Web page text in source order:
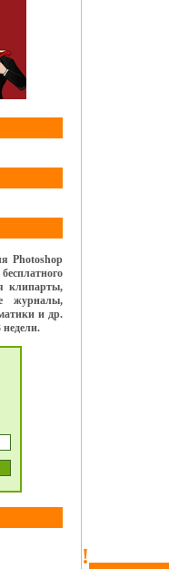
Photoshop
клипарты,
журналы,
и др.
недели.
!